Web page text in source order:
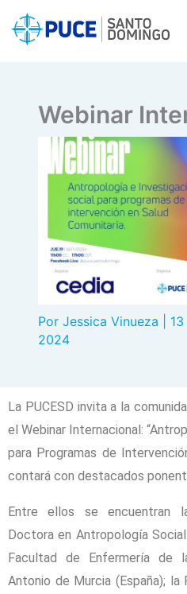
Webinar
Por Jessica Vinueza
2024
La PUCESD invita a la
el Webinar Internacional:
para Programas de
contará con destacados
Entre ellos se encuentran
Doctora en Antropología
Facultad de Enfermería de
Antonio de Murcia (España); la